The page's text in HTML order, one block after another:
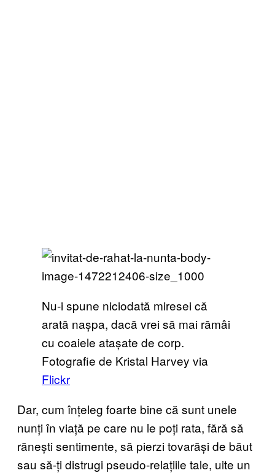
Nu-i spune niciodată miresei că
arată nașpa, dacă vrei să mai rămâi
cu coaiele atașate de corp.
Fotografie de Kristal Harvey via
Flickr
Dar, cum înțeleg foarte bine că sunt unele
nunți în viață pe care nu le poți rata, fără să
rănești sentimente, să pierzi tovarăși de băut
sau să-ți distrugi pseudo-relațiile tale, uite un